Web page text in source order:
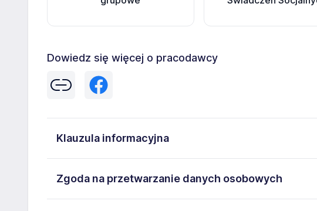
Dowiedz się więcej o pracodawcy
Klauzula informacyjna
812. Moje dane osobowe przetwarzane są w celu rekrutacji przez
Zgoda na przetwarzanie danych osobowych